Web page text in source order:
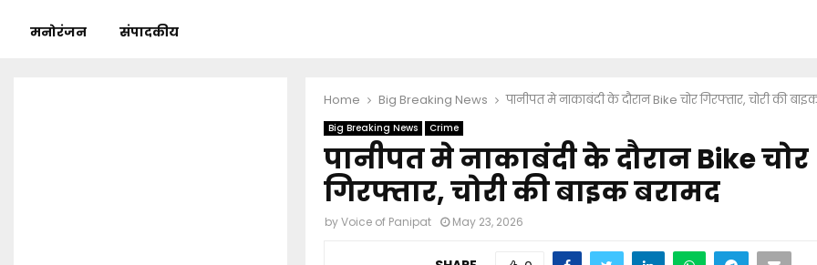
मनोरंजन संपादकीय
Home Big Breaking News पानीपत मे नाकाबंदी के दौरान Bike चोर गिरफ्तार, चोरी की
Big Breaking News Crime
पानीपत मे नाकाबंदी के दौरान Bike चोर
गिरफ्तार, चोरी की बाइक बरामद
byVoice of Panipat May 23, 2026